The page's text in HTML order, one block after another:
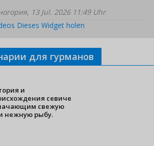
13 Jul. 2026 11:49 Uhr
Dieses Widget holen
для гурманов
и
севиче
свежую
нежную рыбу.